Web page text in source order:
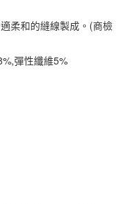
商業銀行
柔和的縫線製成。(商檢
彈性纖維5%